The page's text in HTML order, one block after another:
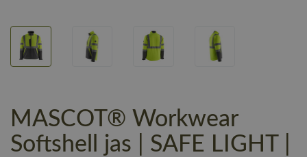
MASCOT® Workwear
Softshell jas | SAFE LIGHT |